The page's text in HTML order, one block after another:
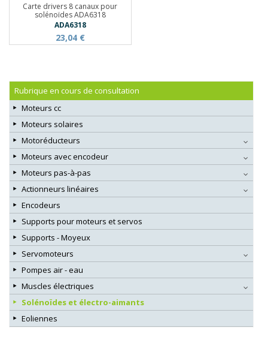
Carte drivers 8 canaux pour
solénoïdes ADA6318
ADA6318
23,04 €
Rubrique en cours de consultation
Moteurs cc
Moteurs solaires
Motoréducteurs
Moteurs avec encodeur
Moteurs pas-à-pas
Actionneurs linéaires
Encodeurs
Supports pour moteurs et servos
Supports - Moyeux
Servomoteurs
Pompes air - eau
Muscles électriques
Solénoïdes et électro-aimants
Eoliennes